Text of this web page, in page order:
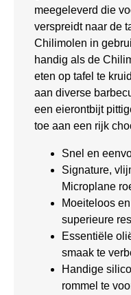
meegeleverd die
verspreidt naar de
Chilimolen in
handig als de
eten op tafel te
aan diverse
een eierontbijt
toe aan een rijk
Snel en
Signature,
Microplane
Moeiteloos
superieure
Essentiële
smaak te
Handige
rommel te